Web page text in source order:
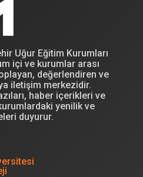
Uğur Eğitim Kurumları
içi ve kurumlar arası
değerlendiren ve
iletişim merkezidir.
haber içerikleri ve
yenilik ve
duyurur.